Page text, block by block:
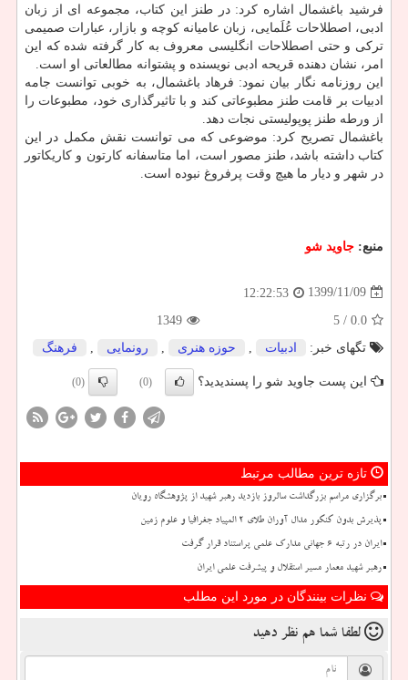
فرشید باغشمال اشاره کرد: در طنز این کتاب، مجموعه ای از زبان
ادبی، اصطلاحات عُلَمایی، زبان عامیانه کوچه و بازار، عبارات صمیمی
ترکی و حتی اصطلاحات انگلیسی معروف به کار گرفته شده که این
امر، نشان دهنده قریحه ادبی نویسنده و پشتوانه مطالعاتی او است.
این روزنامه نگار بیان نمود: فرهاد باغشمال، به خوبی توانست جامه
ادبیات بر قامت طنز مطبوعاتی کند و با تاثیرگذاری خود، مطبوعات را
از ورطه طنز پوپولیستی نجات دهد.
باغشمال تصریح کرد: موضوعی که می توانست نقش مکمل در این
کتاب داشته باشد، طنز مصور است، اما متاسفانه کارتون و کاریکاتور
در شهر و دیار ما هیچ وقت پرفروغ نبوده است.
منبع: جاوید شو
1399/11/09
12:22:53
0.0
/ 5
1349
تگهای خبر:
ادبیات , حوزه هنری , رونمایی , فرهنگ
این پست جاوید شو را پسندیدید؟ (0)
(0)
تازه ترین مطالب مرتبط
برگزاری مراسم بزرگداشت سالروز بازدید رهبر شهید از پژوهشگاه رویان
پذیرش بدون کنکور مدال آوران طلای ۲ المپیاد جغرافیا و علوم زمین
ایران در رتبه ۶ جهانی مدارک علمی پراستناد قرار گرفت
رهبر شهید معمار مسیر استقلال و پیشرفت علمی ایران
نظرات بینندگان در مورد این مطلب
لطفا شما هم نظر دهید